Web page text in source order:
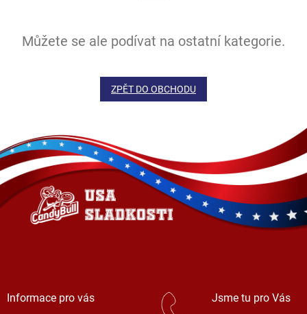
Můžete se ale podívat na ostatní kategorie.
ZPĚT DO OBCHODU
á
p
a
í
Informace pro vás Jsme tu pro Vás